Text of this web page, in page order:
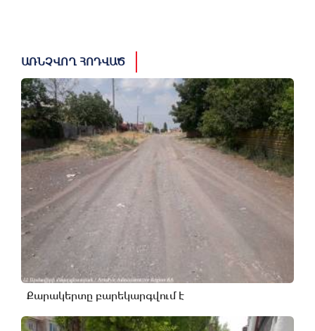
ԱՌՆՉՎՈՂ ՀՈԴՎԱԾ
Քարակերտը բարեկարգվում է